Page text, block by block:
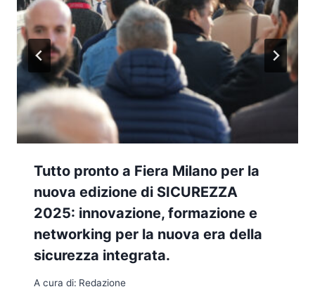
Tutto pronto a Fiera Milano per la
nuova edizione di SICUREZZA
2025: innovazione, formazione e
networking per la nuova era della
sicurezza integrata.
A cura di: Redazione